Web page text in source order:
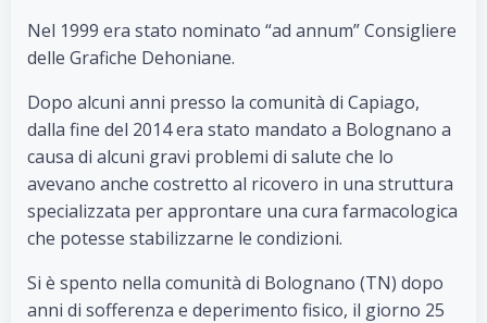
Nel 1999 era stato nominato “ad annum” Consigliere
delle Grafiche Dehoniane.
Dopo alcuni anni presso la comunità di Capiago,
dalla fine del 2014 era stato mandato a Bolognano a
causa di alcuni gravi problemi di salute che lo
avevano anche costretto al ricovero in una struttura
specializzata per approntare una cura farmacologica
che potesse stabilizzarne le condizioni.
Si è spento nella comunità di Bolognano (TN) dopo
anni di sofferenza e deperimento fisico, il giorno 25